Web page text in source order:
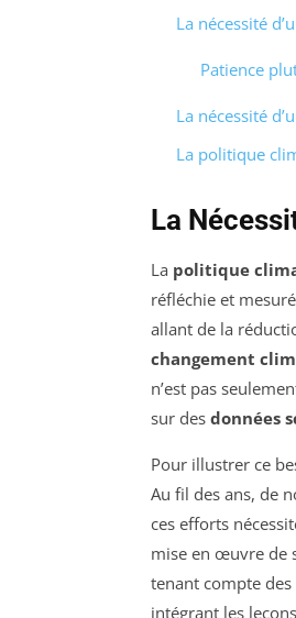
La nécessité
Patience
La nécessité
La politique
La
La politique
réfléchie et
allant de la
changement
n’est pas
sur des données
Pour illustrer ce
Au fil des ans, de
ces efforts
mise en œuvre de
tenant compte
intégrant les